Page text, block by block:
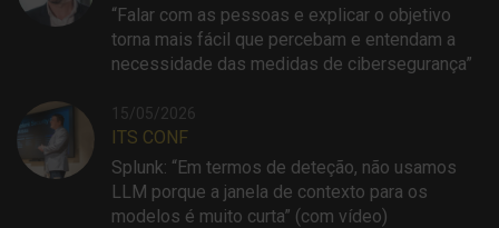
“Falar com as pessoas e explicar o objetivo
torna mais fácil que percebam e entendam a
necessidade das medidas de cibersegurança”
15/05/2026
ITS CONF
Splunk: “Em termos de deteção, não usamos
LLM porque a janela de contexto para os
modelos é muito curta” (com vídeo)